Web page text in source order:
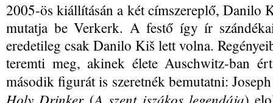
2005-ös kiállításán a két címszereplő, Danilo
mutatja be Verkerk. A festő így ír
eredetileg csak Danilo Kiš lett volna.
teremti meg, akinek élete Auschwitz-ban
második figurát is szeretnék bemutatni:
Holy Drinker (A szent iszákos legendája)